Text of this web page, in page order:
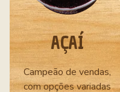
AÇAÍ
Campeão de vendas,
com opções variadas